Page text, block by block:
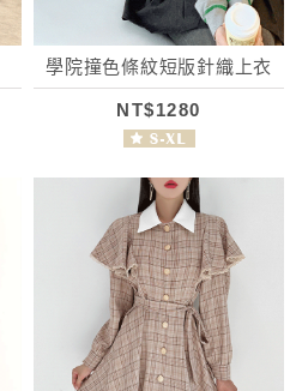
學院撞色條紋短版針織上衣
NT$1280